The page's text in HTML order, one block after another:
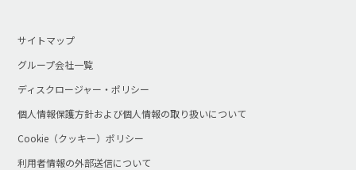
サイトマップ
グループ会社一覧
ディスクロージャー・ポリシー
個人情報保護方針および個人情報の取り扱いについて
Cookie（クッキー）ポリシー
利用者情報の外部送信について